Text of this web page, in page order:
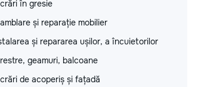
în gresie
și reparație mobilier
și repararea ușilor, a încuietorilor
geamuri, balcoane
de acoperiș și fațadă